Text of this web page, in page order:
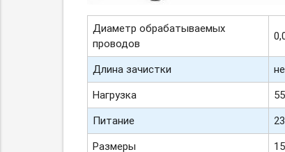
Диаметр обрабатываемых
проводов
Длина зачистки
Нагрузка
Питание
Размеры